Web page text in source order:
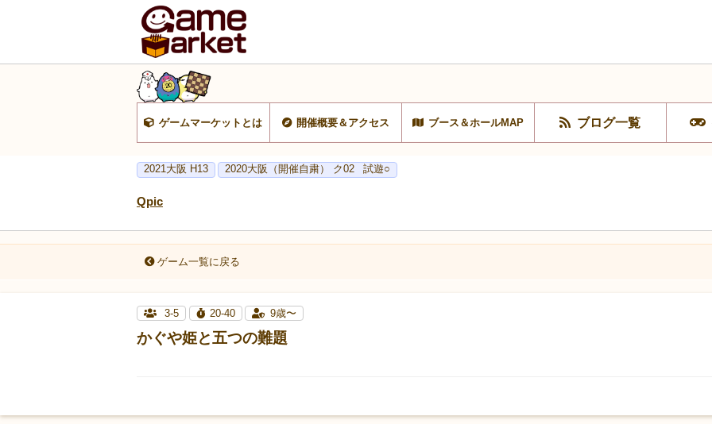
ゲームマーケットとは 開催概要＆アクセス ブース＆ホールMAP ブログ一覧
2021大阪 H13 2020大阪（開催自粛） ク02 試遊○
Qpic
ゲーム一覧に戻る
3-5 20-40 9歳〜
かぐや姫と五つの難題